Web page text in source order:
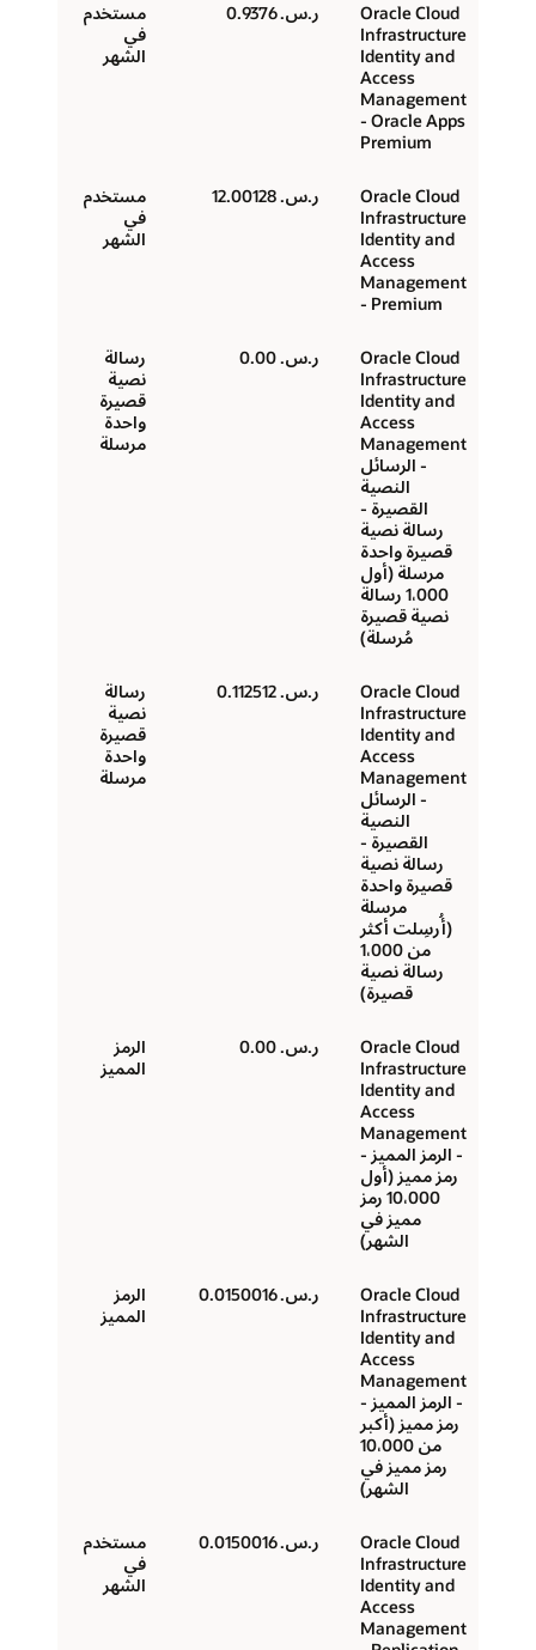
Oracle Cloud
Infrastructure
Identity and
Access
Management
- Oracle Apps
Premium
ر.س.‏ 0.9376
مستخدم
في
الشهر
Oracle Cloud
Infrastructure
Identity and
Access
Management
- Premium
ر.س.‏ 12.00128
مستخدم
في
الشهر
Oracle Cloud
Infrastructure
Identity and
Access
Management
- الرسائل
النصية
القصيرة -
رسالة نصية
قصيرة واحدة
مرسلة (أول
1،000 رسالة
نصية قصيرة
مُرسلة)
ر.س.‏ 0.00
رسالة
نصية
قصيرة
واحدة
مرسلة
Oracle Cloud
Infrastructure
Identity and
Access
Management
- الرسائل
النصية
القصيرة -
رسالة نصية
قصيرة واحدة
مرسلة
(أُرسِلت أكثر
من 1،000
رسالة نصية
قصيرة)
ر.س.‏ 0.112512
رسالة
نصية
قصيرة
واحدة
مرسلة
Oracle Cloud
Infrastructure
Identity and
Access
Management
- الرمز المميز -
رمز مميز (أول
10،000 رمز
مميز في
الشهر)
ر.س.‏ 0.00
الرمز
المميز
Oracle Cloud
Infrastructure
Identity and
Access
Management
- الرمز المميز -
رمز مميز (أكبر
من 10،000
رمز مميز في
الشهر)
ر.س.‏ 0.0150016
الرمز
المميز
Oracle Cloud
Infrastructure
Identity and
Access
Management
ر.س.‏ 0.0150016
مستخدم
في
الشهر